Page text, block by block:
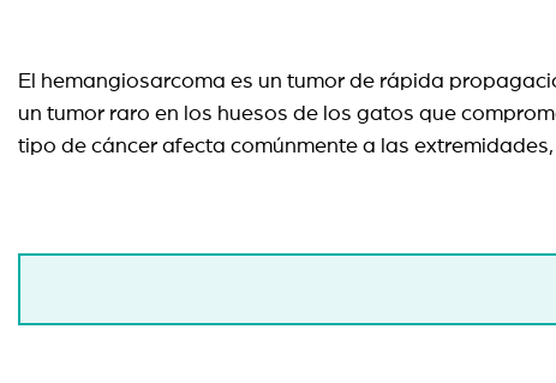
El hemangiosarcoma es un tumor de rápida
un tumor raro en los huesos de los gatos que
tipo de cáncer afecta comúnmente a las